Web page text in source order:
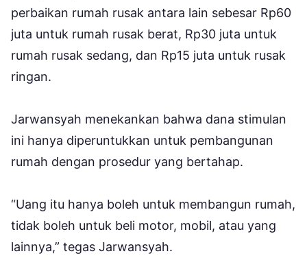
perbaikan rumah rusak antara lain sebesar Rp60
juta untuk rumah rusak berat, Rp30 juta untuk
rumah rusak sedang, dan Rp15 juta untuk rusak
ringan.
Jarwansyah menekankan bahwa dana stimulan
ini hanya diperuntukkan untuk pembangunan
rumah dengan prosedur yang bertahap.
“Uang itu hanya boleh untuk membangun rumah,
tidak boleh untuk beli motor, mobil, atau yang
lainnya,” tegas Jarwansyah.